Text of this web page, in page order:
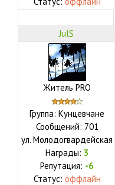
JulS
Житель PRO
Группа: Кунцевчане
Сообщений: 701
ул. Молодогвардейская
Награды: 3
Репутация: -6
Статус: оффлайн